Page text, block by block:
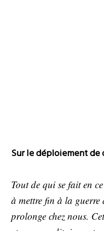
Sur le déploiement de
Tout de qui se fait en
à mettre fin à la guerre
prolonge chez nous.